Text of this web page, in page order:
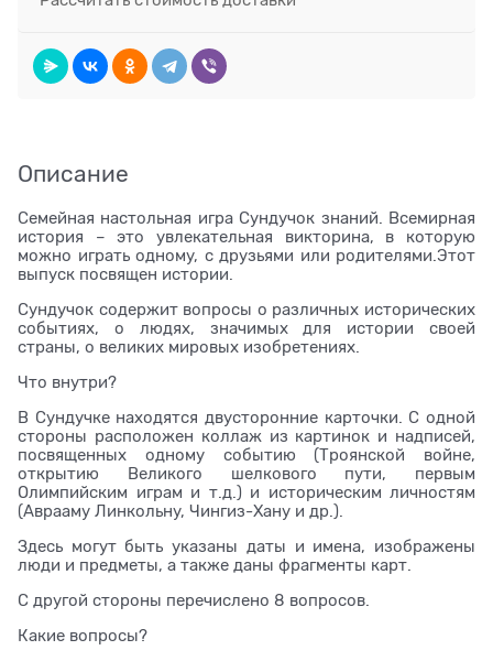
Описание
Семейная настольная игра Сундучок знаний. Всемирная
история – это увлекательная викторина, в которую
можно играть одному, с друзьями или родителями.Этот
выпуск посвящен истории.
Сундучок содержит вопросы о различных исторических
событиях, о людях, значимых для истории своей
страны, о великих мировых изобретениях.
Что внутри?
В Сундучке находятся двусторонние карточки. С одной
стороны расположен коллаж из картинок и надписей,
посвященных одному событию (Троянской войне,
открытию Великого шелкового пути, первым
Олимпийским играм и т.д.) и историческим личностям
(Аврааму Линкольну, Чингиз-Хану и др.).
Здесь могут быть указаны даты и имена, изображены
люди и предметы, а также даны фрагменты карт.
С другой стороны перечислено 8 вопросов.
Какие вопросы?